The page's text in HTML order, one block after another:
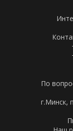
По
г.Минск,